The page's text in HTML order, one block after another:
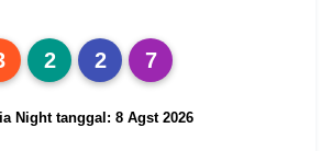
2 2 7
Night tanggal: 8 Agst 2026